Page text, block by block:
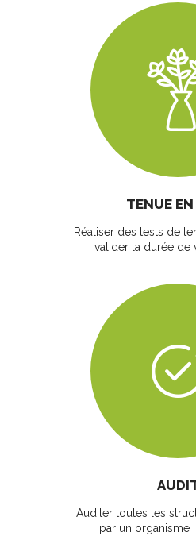
TENUE EN
Réaliser des tests de
valider la durée de
Auditer toutes les
par un organisme